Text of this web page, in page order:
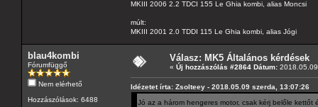
MKIII 2006 2.2 TDCI 155 Le Ghia kombi, alias Moncsi
múlt:
MKIII 2001 2.0 TDDI 115 Le Ghia kombi, alias Jógi
blau4kombi
Fórumfüggő
Nem elérhető
Hozzászólások: 6488
Válasz: MK5 Általános kérdések
« Új hozzászólás #2864 Dátum:
Idézetet írta: Zsolteey - 2018.05.09 szerda, 13:07:26
Jó az a három hengeres motor, csak kérj belőle kettőt